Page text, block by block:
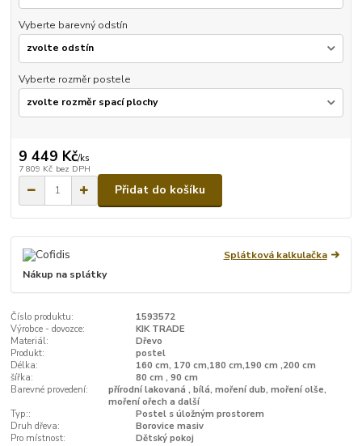
Vyberte barevný odstín
Vyberte rozměr postele
9 449 Kč/ks
7 809 Kč bez DPH
Přidat do košíku
Splátková kalkulačka
Nákup na splátky
Číslo produktu:
1593572
Výrobce - dovozce:
KIK TRADE
Materiál:
Dřevo
Produkt:
postel
Délka:
160 cm, 170 cm,180 cm,190 cm ,200 cm
šířka:
80 cm , 90 cm
Barevné provedení:
přírodní lakovaná , bílá, moření dub, moření olše,
moření ořech a další
Typ::
Postel s úložným prostorem
Druh dřeva:
Borovice masiv
Pro místnost:
Dětský pokoj